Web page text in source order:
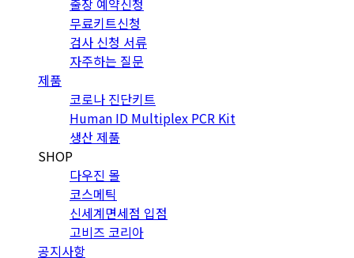
출장 예약신청
무료키트신청
검사 신청 서류
자주하는 질문
제품
코로나 진단키트
Human ID Multiplex PCR Kit
생산 제품
SHOP
다우진 몰
코스메틱
신세계면세점 입점
고비즈 코리아
공지사항